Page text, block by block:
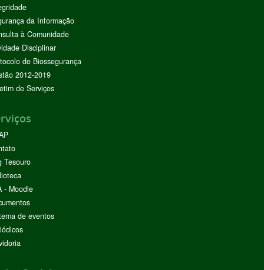
da Informação
à Comunidade
Disciplinar
de Biossegurança
2012-2019
de Serviços
Tesouro
- Moodle
de eventos